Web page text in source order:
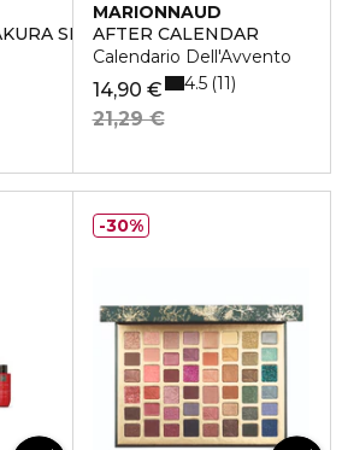
SMALL
MARIONNAUD
AFTER CALENDAR
Calendario Dell'Avvento
14,90 €
21,29 €
4.5 11
30%